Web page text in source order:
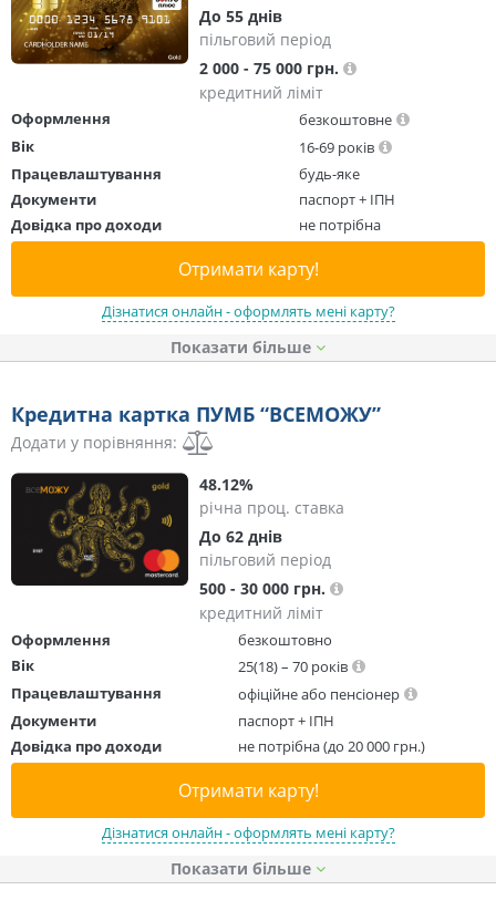
До 55 днів
пільговий період
2 000 - 75 000 грн.
кредитний ліміт
Оформлення
безкоштовне
Вік
16-69 років
Працевлаштування
будь-яке
Документи
паспорт + ІПН
Довідка про доходи
не потрібна
Отримати карту!
Дізнатися онлайн - оформлять мені карту?
Показати
Кредитна картка ПУМБ “ВСЕМОЖУ”
Додати у порівняння:
48.12%
річна проц. ставка
До 62 днів
пільговий період
500 - 30 000 грн.
кредитний ліміт
Оформлення
безкоштовно
Вік
25(18) – 70 років
Працевлаштування
офіційне або пенсіонер
Документи
паспорт + ІПН
Довідка про доходи
не потрібна (до 20 000 грн.)
Отримати карту!
Дізнатися онлайн - оформлять мені карту?
Показати